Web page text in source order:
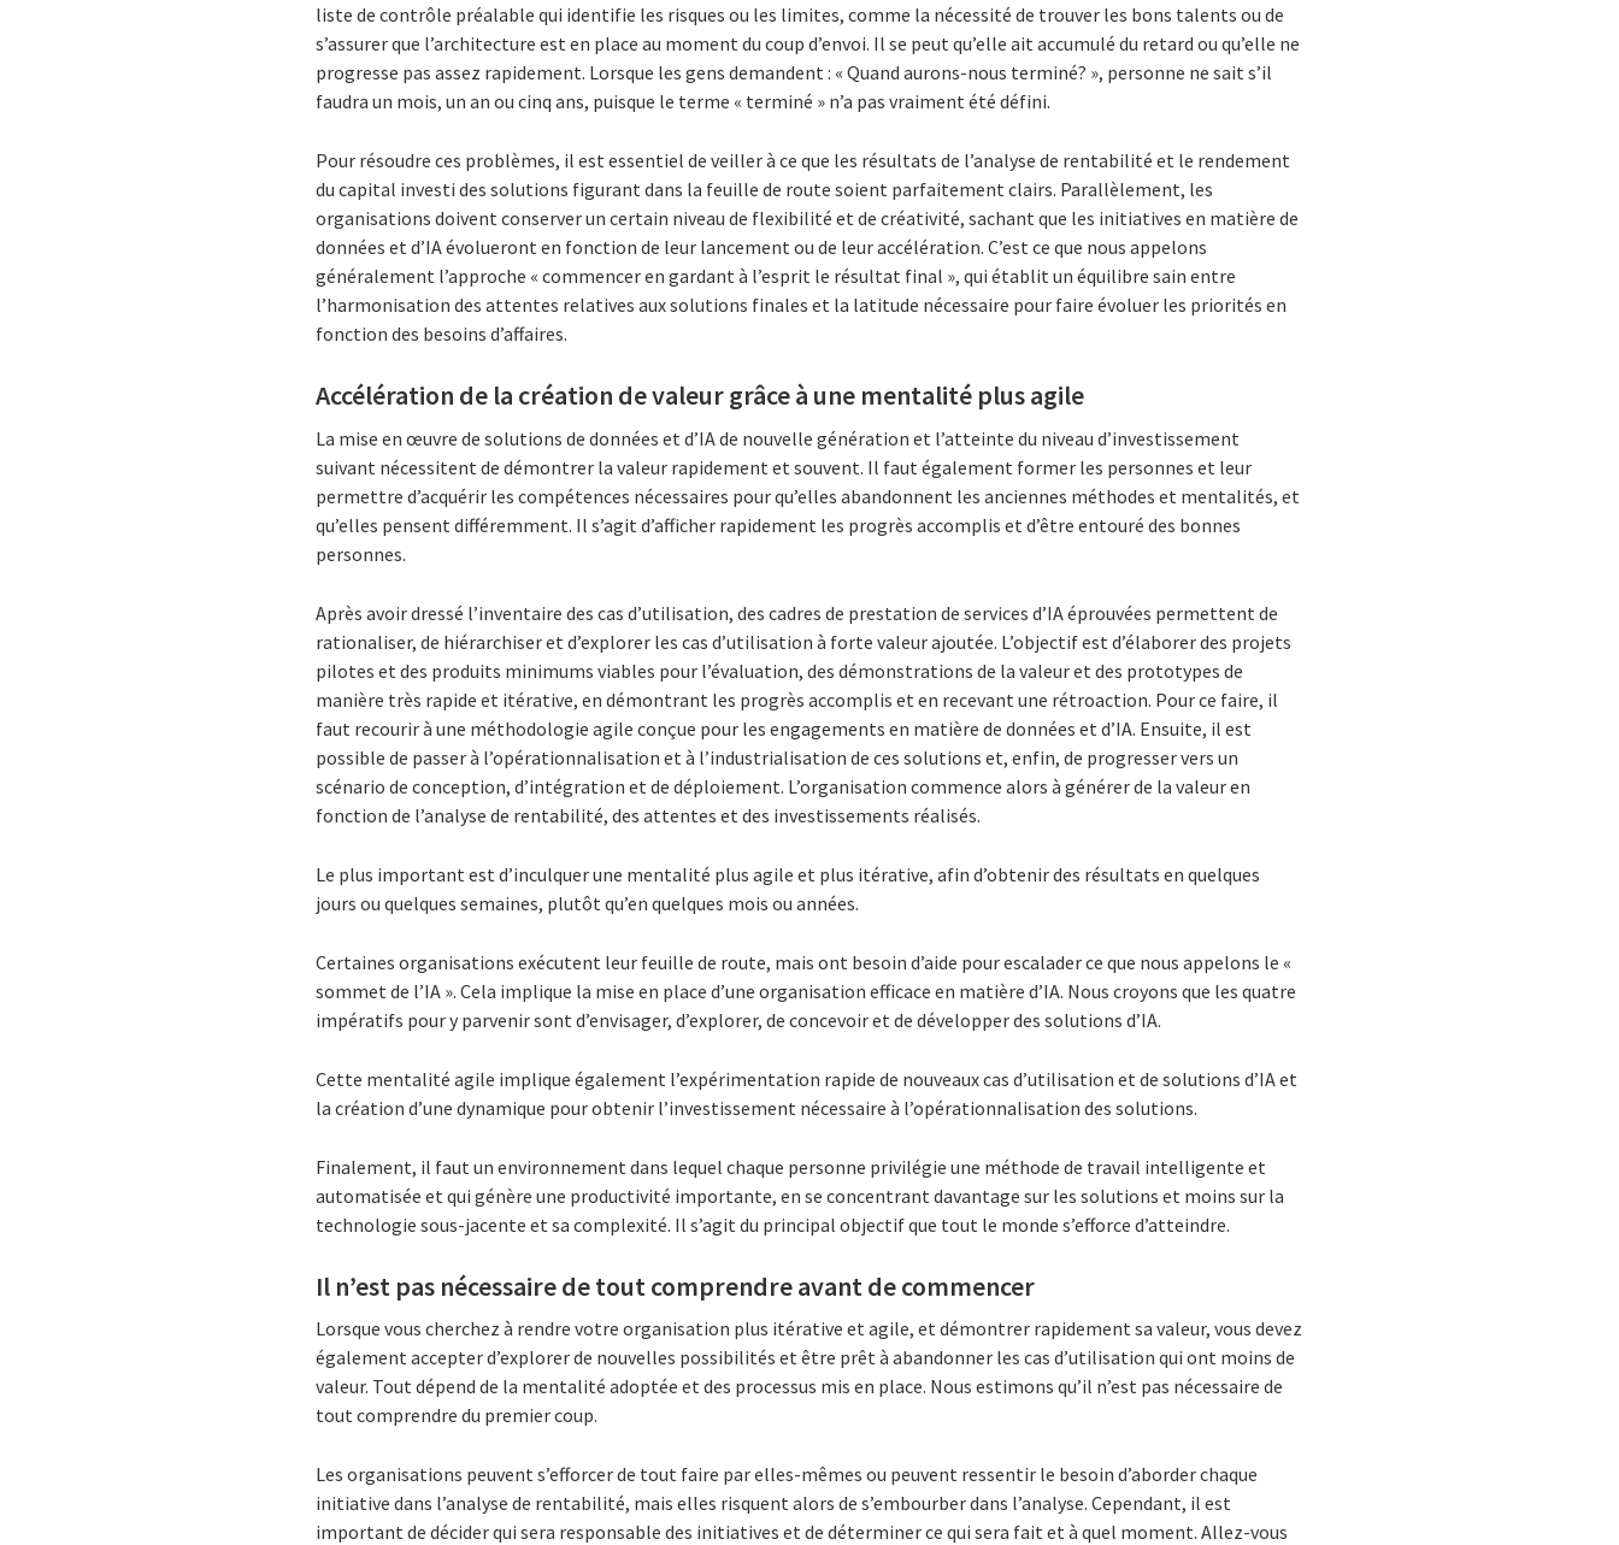
liste de contrôle préalable qui identifie les risques ou les limites, comme la nécessité de trouver les bons talents ou de
s’assurer que l’architecture est en place au moment du coup d’envoi. Il se peut qu’elle ait accumulé du retard ou qu’elle ne
progresse pas assez rapidement. Lorsque les gens demandent : « Quand aurons-nous terminé? », personne ne sait s’il
faudra un mois, un an ou cinq ans, puisque le terme « terminé » n’a pas vraiment été défini.
Pour résoudre ces problèmes, il est essentiel de veiller à ce que les résultats de l’analyse de rentabilité et le rendement
du capital investi des solutions figurant dans la feuille de route soient parfaitement clairs. Parallèlement, les
organisations doivent conserver un certain niveau de flexibilité et de créativité, sachant que les initiatives en matière de
données et d’IA évolueront en fonction de leur lancement ou de leur accélération. C’est ce que nous appelons
généralement l’approche « commencer en gardant à l’esprit le résultat final », qui établit un équilibre sain entre
l’harmonisation des attentes relatives aux solutions finales et la latitude nécessaire pour faire évoluer les priorités en
fonction des besoins d’affaires.
Accélération de la création de valeur grâce à une mentalité plus agile
La mise en œuvre de solutions de données et d’IA de nouvelle génération et l’atteinte du niveau d’investissement
suivant nécessitent de démontrer la valeur rapidement et souvent. Il faut également former les personnes et leur
permettre d’acquérir les compétences nécessaires pour qu’elles abandonnent les anciennes méthodes et mentalités, et
qu’elles pensent différemment. Il s’agit d’afficher rapidement les progrès accomplis et d’être entouré des bonnes
personnes.
Après avoir dressé l’inventaire des cas d’utilisation, des cadres de prestation de services d’IA éprouvées permettent de
rationaliser, de hiérarchiser et d’explorer les cas d’utilisation à forte valeur ajoutée. L’objectif est d’élaborer des projets
pilotes et des produits minimums viables pour l’évaluation, des démonstrations de la valeur et des prototypes de
manière très rapide et itérative, en démontrant les progrès accomplis et en recevant une rétroaction. Pour ce faire, il
faut recourir à une méthodologie agile conçue pour les engagements en matière de données et d’IA. Ensuite, il est
possible de passer à l’opérationnalisation et à l’industrialisation de ces solutions et, enfin, de progresser vers un
scénario de conception, d’intégration et de déploiement. L’organisation commence alors à générer de la valeur en
fonction de l’analyse de rentabilité, des attentes et des investissements réalisés.
Le plus important est d’inculquer une mentalité plus agile et plus itérative, afin d’obtenir des résultats en quelques
jours ou quelques semaines, plutôt qu’en quelques mois ou années.
Certaines organisations exécutent leur feuille de route, mais ont besoin d’aide pour escalader ce que nous appelons le «
sommet de l’IA ». Cela implique la mise en place d’une organisation efficace en matière d’IA. Nous croyons que les quatre
impératifs pour y parvenir sont d’envisager, d’explorer, de concevoir et de développer des solutions d’IA.
Cette mentalité agile implique également l’expérimentation rapide de nouveaux cas d’utilisation et de solutions d’IA et
la création d’une dynamique pour obtenir l’investissement nécessaire à l’opérationnalisation des solutions.
Finalement, il faut un environnement dans lequel chaque personne privilégie une méthode de travail intelligente et
automatisée et qui génère une productivité importante, en se concentrant davantage sur les solutions et moins sur la
technologie sous-jacente et sa complexité. Il s’agit du principal objectif que tout le monde s’efforce d’atteindre.
Il n’est pas nécessaire de tout comprendre avant de commencer
Lorsque vous cherchez à rendre votre organisation plus itérative et agile, et démontrer rapidement sa valeur, vous devez
également accepter d’explorer de nouvelles possibilités et être prêt à abandonner les cas d’utilisation qui ont moins de
valeur. Tout dépend de la mentalité adoptée et des processus mis en place. Nous estimons qu’il n’est pas nécessaire de
tout comprendre du premier coup.
Les organisations peuvent s’efforcer de tout faire par elles-mêmes ou peuvent ressentir le besoin d’aborder chaque
initiative dans l’analyse de rentabilité, mais elles risquent alors de s’embourber dans l’analyse. Cependant, il est
important de décider qui sera responsable des initiatives et de déterminer ce qui sera fait et à quel moment. Allez-vous